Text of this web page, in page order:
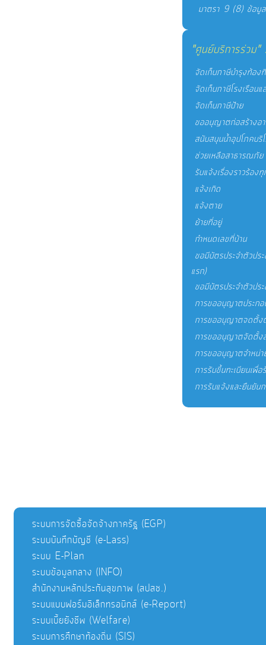
มาตรา 9 (8) ข้อมูล
"ศูนย์บริการร่วม"
จัดเก็บภาษีบำรุงท้องที่
จัดเก็บภาษีโรงเรือน
จัดเก็บภาษีป้าย
ขออนุญาตก่อสร้างอ
สนับสนุนน้ำอุปโภคบริ
ช่วยเหลือสาธารณภัย
รับแจ้งเรื่องราวร้อง
แจ้งเกิด
แจ้งตาย
ย้ายที่อยู่
กำหนดเลขที่บ้าน
ขอมีบัตรประจำตัวปร
แรก)
ขอมีบัตรประจำตัวปร
การขออนุญาตประก
การขออนุญาตจดตั้ง
การขออนุญาตจัดตั้ง
การขออนุญาตจำหน่
การรับขึ้นทะเบียนเพื่
การรับแจ้งและยืนยั
ระบบการจัดซื้อจัดจ้างภาครัฐ (EGP)
ระบบบันทึกบัญชี (e-Lass)
ระบบ E-Plan
ระบบข้อมูลกลาง (INFO)
สำนักงานหลักประกันสุขภาพ (สปสช.)
ระบบแบบฟอร์มอิเล็กทรอนิกส์ (e-Report)
ระบบเบี้ยยังชีพ (Welfare)
ระบบการศึกษาท้องถิ่น (SIS)